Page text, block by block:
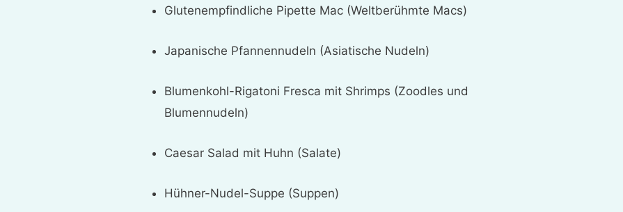
Glutenempfindliche Pipette Mac (Weltberühmte Macs)
Japanische Pfannennudeln (Asiatische Nudeln)
Blumenkohl-Rigatoni Fresca mit Shrimps (Zoodles und
Blumennudeln)
Caesar Salad mit Huhn (Salate)
Hühner-Nudel-Suppe (Suppen)